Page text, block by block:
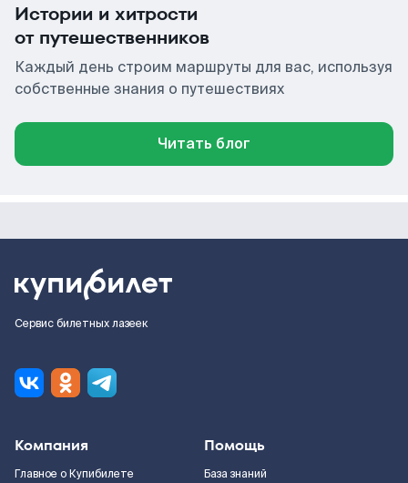
Истории и хитрости
от путешественников
Каждый день строим маршруты для вас, используя
собственные знания о путешествиях
Читать блог
Сервис билетных лазеек
Компания
Главное о Купибилете
Помощь
База знаний